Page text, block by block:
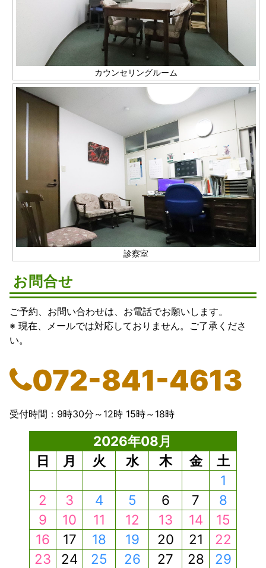
カウンセリングルーム
診察室
お問合せ
ご予約、お問い合わせは、お電話でお願いします。
※ 現在、メールでは対応しておりません。ご了承くださ
い。
072-841-4613
受付時間： 9時30分～12時 15時～18時
2026年08月
日
月 火 水 木 金
土
1
2
3 4 5 6 7
8
9
10 11 12 13 14
15
16
17 18 19 20 21
22
23
24 25 26 27 28
29